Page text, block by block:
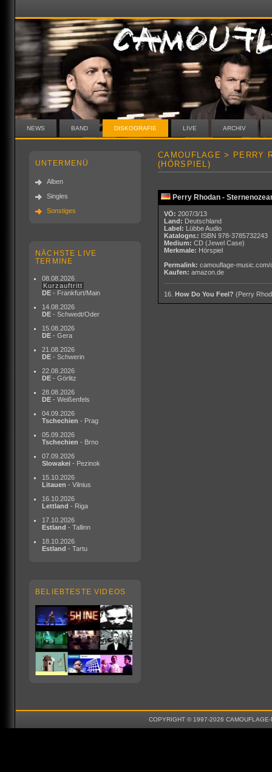
NEWS BAND DISKOGRAFIE LIVE ARCHIV
UNTERMENÜ
Alben
Singles
Sonstiges
NÄCHSTE LIVE
TERMINE
08.08.2026
Kurzauftritt
DE - Frankfurt/Main
14.08.2026
DE - Schwedt/Oder
15.08.2026
DE - Gera
21.08.2026
DE - Schwerin
22.08.2026
DE - Görlitz
28.08.2026
DE - Weißenfels
04.09.2026
Tschechien - Prag
05.09.2026
Tschechien - Brno
07.09.2026
Slowakei - Pezinok
15.10.2026
Litauen - Vilnius
16.10.2026
Lettland - Riga
17.10.2026
Estland - Tallinn
18.10.2026
Estland - Tartu
BELIEBTESTE VIDEOS
CAMOUFLAGE > PERRY
(HÖRSPIEL)
Perry Rhodan -
VÖ: 2007/3/13
Land: Deutschland
Label:
Lübbe Audio
Katalognr.: ISBN 978-3785732243
Medium: CD(Jewel Case)
Merkmale: Hörspiel
Permalink: camouflage-music.com/
Kaufen: amazon.de
16. How Do You Feel? (Perry
COPYRIGHT © 1997-2026 CAMOUFLAGE-